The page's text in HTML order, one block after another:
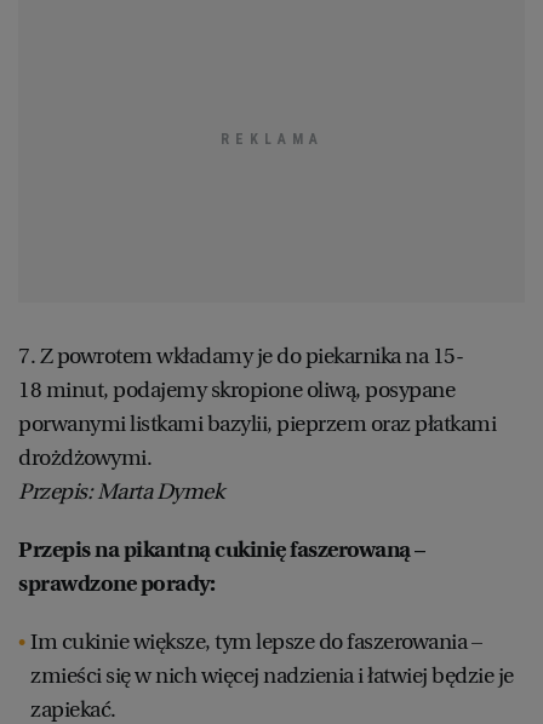
7. Z powrotem wkładamy je do piekarnika na 15-
18 minut, podajemy skropione oliwą, posypane
porwanymi listkami bazylii, pieprzem oraz płatkami
drożdżowymi.
Przepis: Marta Dymek
Przepis na pikantną cukinię faszerowaną –
sprawdzone porady:
Im cukinie większe, tym lepsze do faszerowania –
zmieści się w nich więcej nadzienia i łatwiej będzie je
zapiekać.